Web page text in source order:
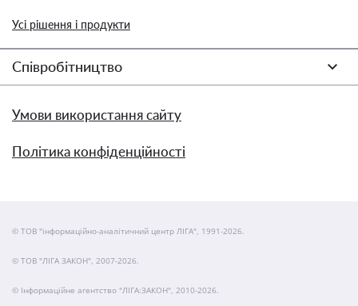
Усі рішення і продукти
Співробітництво
Умови використання сайту
Політика конфіденційності
© ТОВ "інформаційно-аналітичний центр ЛІГА", 1991-2026.
© ТОВ "ЛІГА ЗАКОН", 2007-2026.
© Інформаційне агентство "ЛІГА:ЗАКОН", 2010-2026.